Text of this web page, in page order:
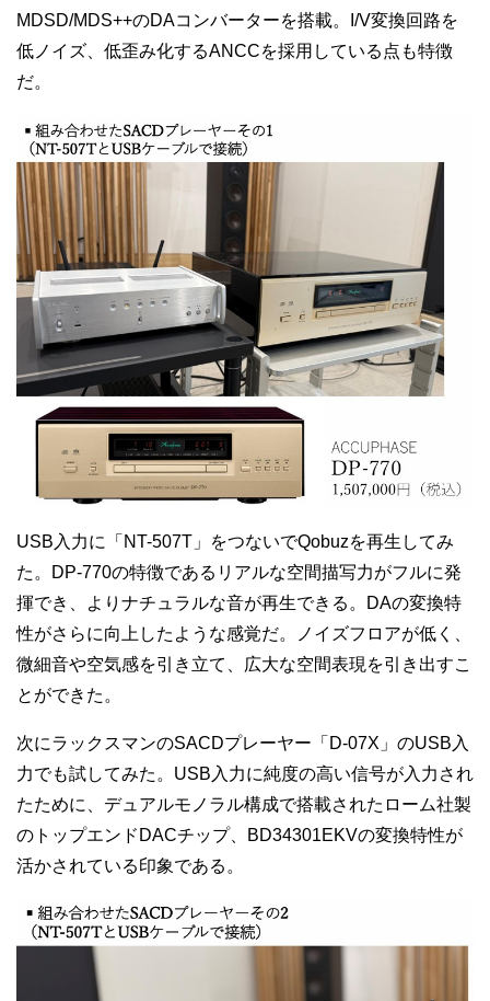
MDSD/MDS++のDAコンバーターを搭載。I/V変換回路を
低ノイズ、低歪み化するANCCを採用している点も特徴
だ。
USB入力に「NT-507T」をつないでQobuzを再生してみ
た。DP-770の特徴であるリアルな空間描写力がフルに発
揮でき、よりナチュラルな音が再生できる。DAの変換特
性がさらに向上したような感覚だ。ノイズフロアが低く、
微細音や空気感を引き立て、広大な空間表現を引き出すこ
とができた。
次にラックスマンのSACDプレーヤー「 D-07X」 のUSB 入
力でも試してみた。 USB 入力に純度の高い信号が入力され
たために、デュアルモノラル構成で搭載されたローム社製
のトップエンド DACチップ、 BD34301EKVの変換特性が
活かされている印象である。